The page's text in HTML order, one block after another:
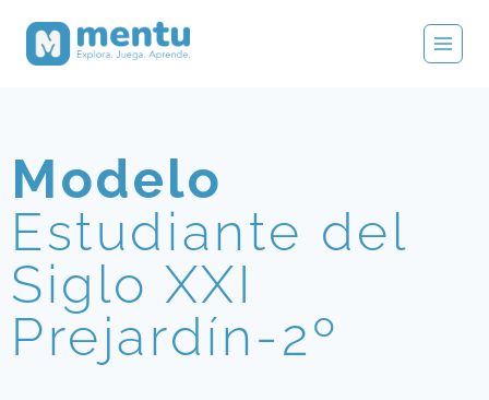
Modelo
Estudiante del
Siglo XXI
Prejardín-2º